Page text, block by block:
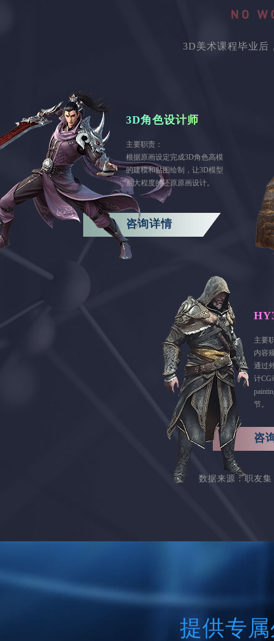
3D美术课程毕业后
3D角色设计师
主要职责：
根据原画设定完成3D角色高模
的建模和贴图绘制，让3D模型
最大程度的还原原画设计。
咨询详情
主要
内容
通过
计CG
节。
咨
数据来源：职友
提供专